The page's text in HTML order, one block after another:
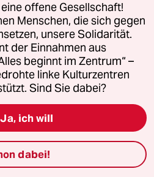
GmbH
Fragen oder für Genehmigungen
Kommune-Richtlinien KI-
widerrufen (Ads)
offene Gesellschaft!
Menschen, die sich gegen
unsere Solidarität.
der Einnahmen aus
beginnt im Zentrum“ –
linke Kulturzentren
Sind Sie dabei?
Ja, ich will
dabei!